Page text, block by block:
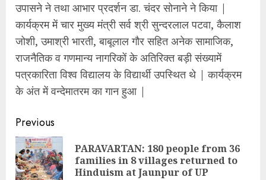
उपासने ने तथा आभार प्रदर्शन डा. चंदर सोनाने ने किया |
कार्यक्रम में चार मुख्य मंत्री सर्व श्री सुन्दरलाल पटवा, कैलाश
जोशी, उमाश्री भारती, बाबूलाल गौर सहित अनेक सामाजिक,
राजनैतिक व गणमान्य नागरिकों के अतिरिक्त बड़ी संख्यामें
पत्रकारिता विश्व विद्यालय के विद्यार्थी उपस्थित थे | कार्यक्रम
के अंत में वन्देमातरम का गान हुआ |
Continue
Reading
Previous
PARAVARTAN: 180 people from 36
families in 8 villages returned to
Hinduism at Jaunpur of UP